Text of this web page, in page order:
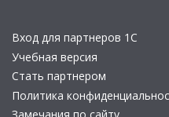
Вход для партнеров 1С
Учебная версия
Стать партнером
Политика